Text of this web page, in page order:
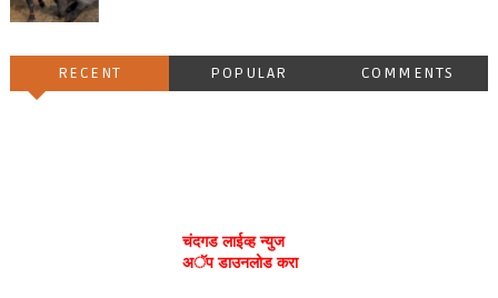
RECENT POPULAR COMMENTS
चंदगड लाईव्ह न्युज
अॅप डाउनलोड करा